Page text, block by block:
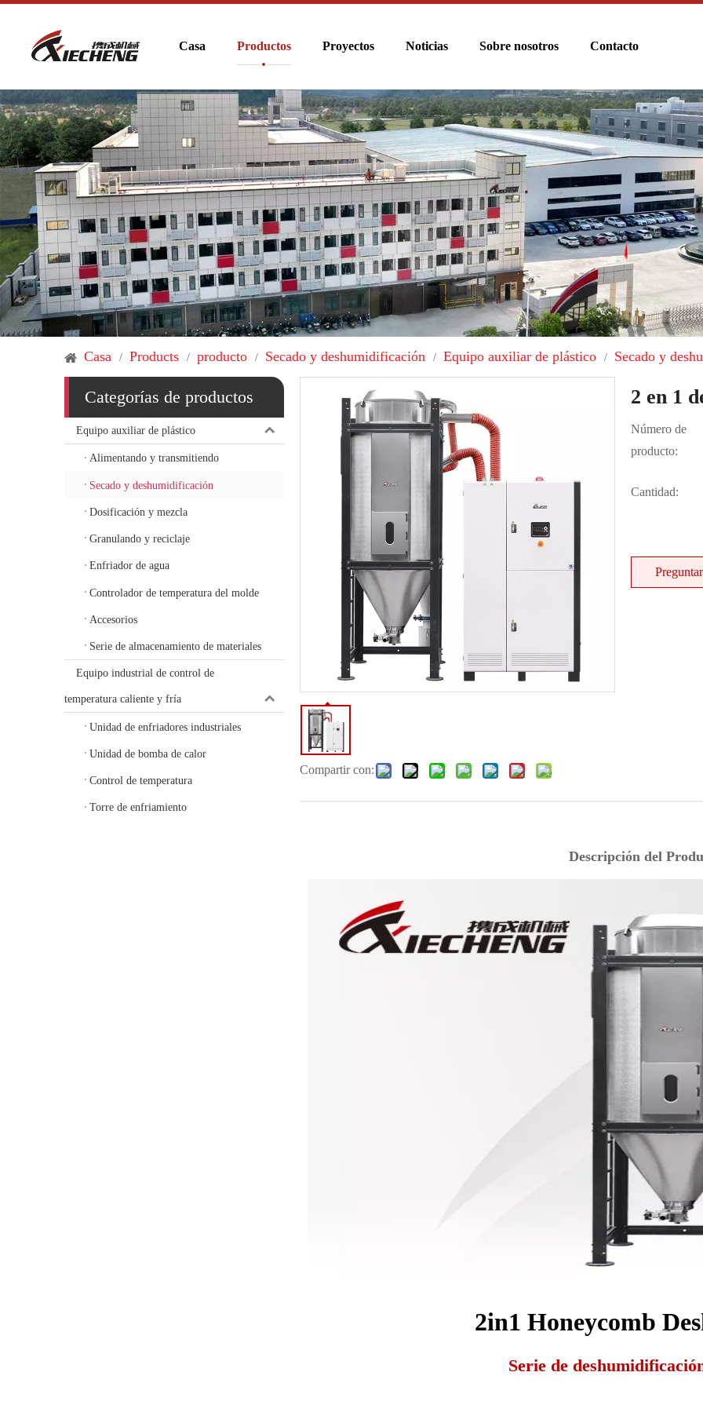
Casa Productos Proyectos Noticias Sobre nosotros Contacto
Casa / Products / producto / Secado y deshumidificación / Equipo auxiliar de plástico / Secado y
Categorías de productos
Equipo auxiliar de plástico
Alimentando y transmitiendo
Secado y deshumidificación
Dosificación y mezcla
Granulando y reciclaje
Enfriador de agua
Controlador de temperatura del molde
Accesorios
Serie de almacenamiento de materiales
Equipo industrial de control de
temperatura caliente y fría
Unidad de enfriadores industriales
Unidad de bomba de calor
Control de temperatura
Torre de enfriamiento
Compartir con:
2 en 1
Número de
producto:
Cantidad:
Preguntar
Descripción del
2in1 Honeycomb
Serie de